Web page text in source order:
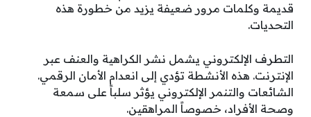
قديمة وكلمات مرور ضعيفة يزيد من خطورة هذه
التحديات.
التطرف الإلكتروني يشمل نشر الكراهية والعنف عبر
الإنترنت. هذه الأنشطة تؤدي إلى انعدام الأمان الرقمي.
الشائعات والتنمر الإلكتروني يؤثر سلباً على سمعة
وصحة الأفراد، خصوصاً المراهقين.